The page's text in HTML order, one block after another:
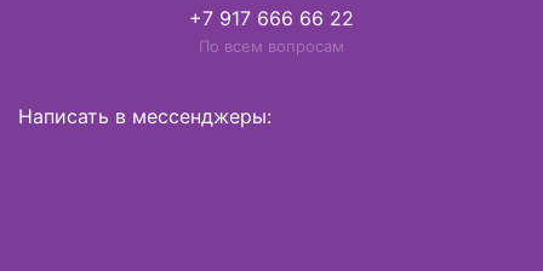
+7 917 666 66 22
По всем вопросам
Написать в мессенджеры: